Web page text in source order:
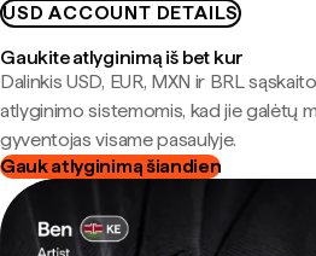
USD ACCOUNT DETAILS
Gaukite atlyginimą iš bet kur
Dalinkis USD, EUR, MXN ir BRL
atlyginimo sistemomis, kad jie galėtų
gyventojas visame pasaulyje.
Gauk atlyginimą šiandien